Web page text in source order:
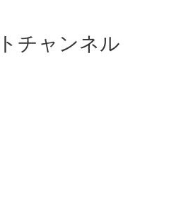
チャンネル